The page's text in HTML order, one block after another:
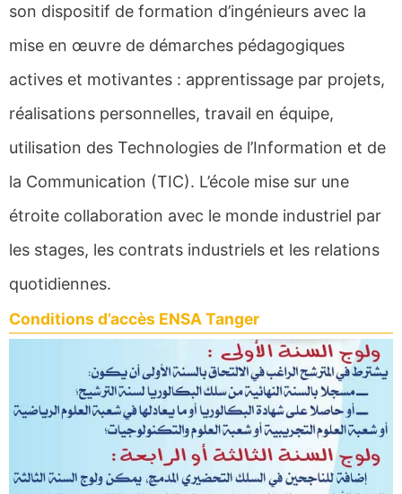
son dispositif de formation d’ingénieurs avec la
mise en œuvre de démarches pédagogiques
actives et motivantes : apprentissage par projets,
réalisations personnelles, travail en équipe,
utilisation des Technologies de l’Information et de
la Communication (TIC). L’école mise sur une
étroite collaboration avec le monde industriel par
les stages, les contrats industriels et les relations
quotidiennes.
Conditions d’accès ENSA Tanger